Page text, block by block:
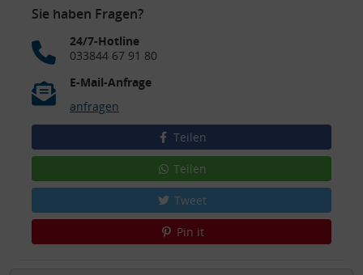
Sie haben Fragen?
24/7-Hotline
033844 67 91 80
E-Mail-Anfrage
anfragen
Teilen
Teilen
Tweet
Pin it